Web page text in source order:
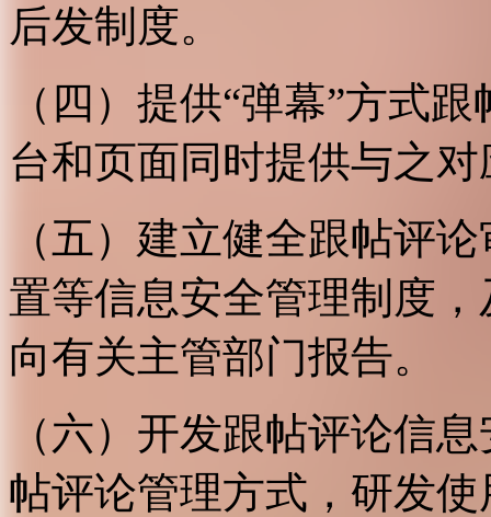
后发制度。
（四）提供“弹幕”方式
台和页面同时提供与之
（五）建立健全跟帖评
置等信息安全管理制度
向有关主管部门报告。
（六）开发跟帖评论信
帖评论管理方式，研发